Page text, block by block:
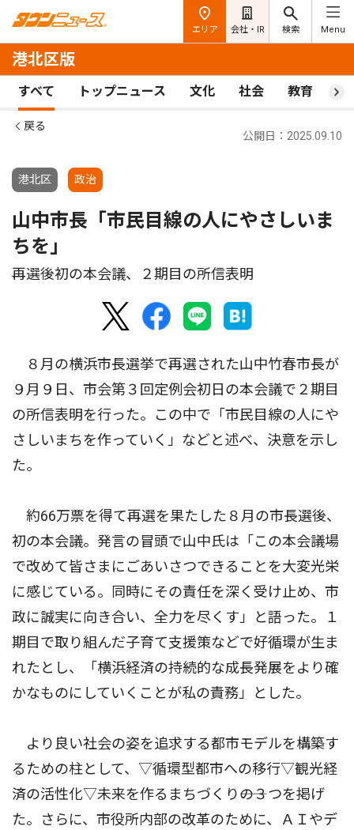
エリア 会社・IR 検索 Menu
港北区版
すべて トップニュース 文化 社会 教育 ス
戻る
港北区 政治
公開日：2025.09.10
山中市長「市民目線の人にやさしいま
ちを」
再選後初の本会議、２期目の所信表明
８月の横浜市長選挙で再選された山中竹春市長が
９月９日、市会第３回定例会初日の本会議で２期目
の所信表明を行った。この中で「市民目線の人にや
さしいまちを作っていく」などと述べ、決意を示し
た。
約66万票を得て再選を果たした８月の市長選後、
初の本会議。発言の冒頭で山中氏は「この本会議場
で改めて皆さまにごあいさつできることを大変光栄
に感じている。同時にその責任を深く受け止め、市
政に誠実に向き合い、全力を尽くす」と語った。１
期目で取り組んだ子育て支援策などで好循環が生ま
れたとし、「横浜経済の持続的な成長発展をより確
かなものにしていくことが私の責務」とした。
より良い社会の姿を追求する都市モデルを構築す
るための柱として、▽循環型都市への移行▽観光経
済の活性化▽未来を作るまちづくり――の３つを掲げ
た。さらに、市役所内部の改革のために、ＡＩやデ